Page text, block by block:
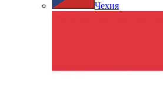
Чехия